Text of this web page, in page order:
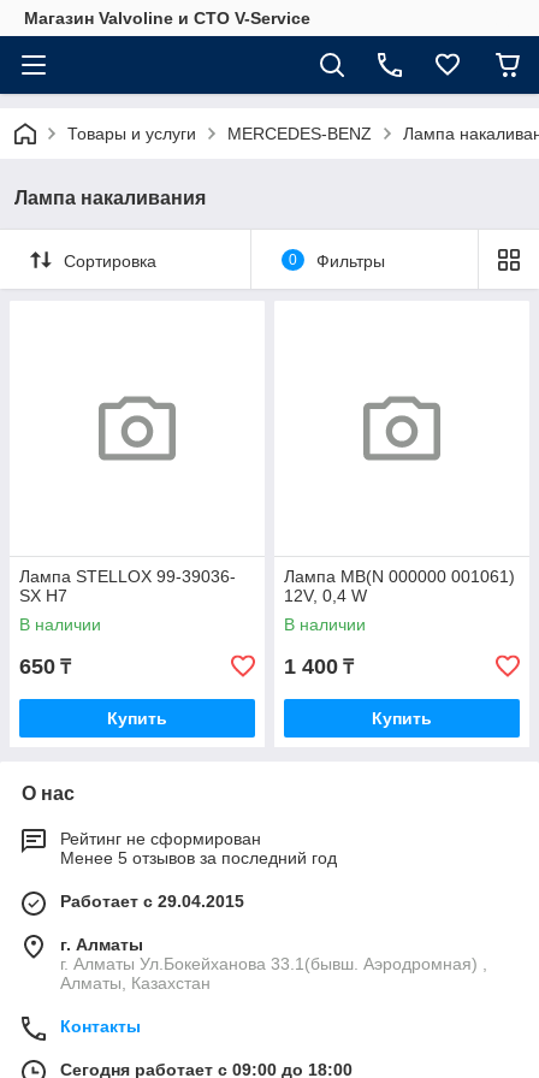
Магазин Valvoline и СТО V-Service
Товары и услуги MERCEDES-BENZ Лампа
Лампа накаливания
Сортировка 0 Фильтры
Лампа STELLOX 99-39036-
SX H7
В наличии
650 ₸
Купить
Лампа MB(N 000000 001061)
12V, 0,4 W
В наличии
1 400 ₸
Купить
О нас
Рейтинг не сформирован
Менее 5 отзывов за последний год
Работает с 29.04.2015
г. Алматы
г. Алматы Ул.Бокейханова 33.1(бывш. Аэродромная) ,
Алматы, Казахстан
Контакты
Сегодня работает с 09:00 до 18:00